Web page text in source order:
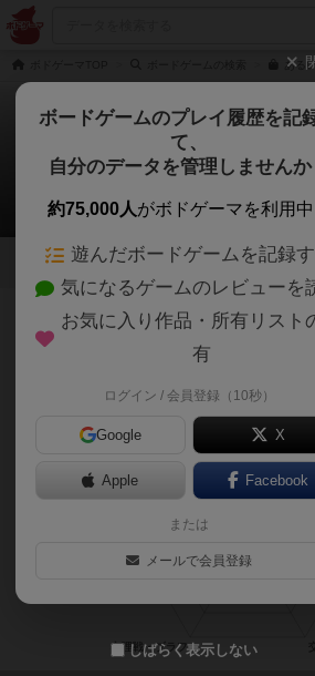
ある
あるいてさがそう トトロの
次のおすすめボードゲー
4 3
『あるいてさがそう トトロのどんどこ
のおすすめ
このゲームのトップページで投票された「プレ
※リストには一定の投票数がある作品のみを表示し
ボードゲームのプレイ履歴を記
て、
自分のデータを管理しませんか
約75,000人がボドゲーマを利用中
遊んだボードゲームを記録
気になるゲームのレビューを
お気に入り作品・所有リスト
有
ログイン / 会員登録（10秒）
Google X
Apple Facebook
または
メールで会員登録
しばらく表示しない